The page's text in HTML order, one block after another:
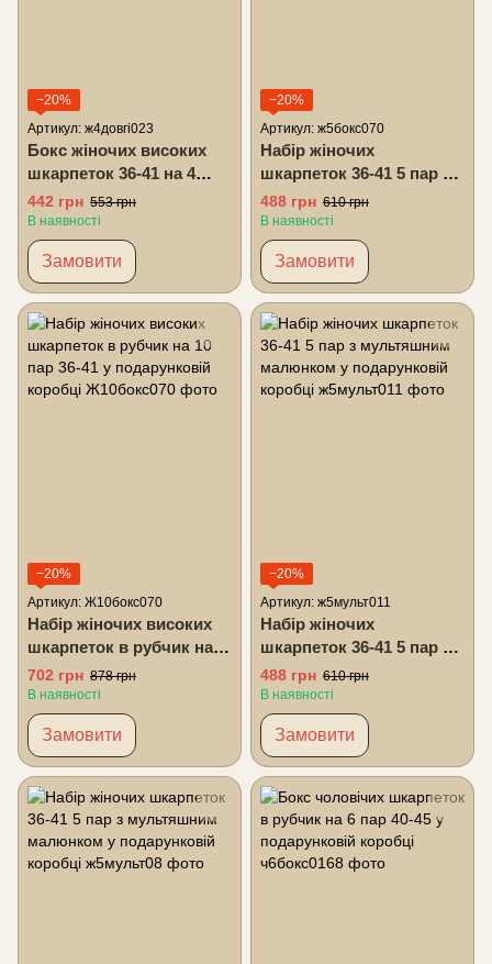
−20%
Артикул: ж4довгі023
Бокс жіночих високих
шкарпеток 36-41 на 4
пари у подарунковій
коробці
442 грн 553 грн
В наявності
Замовити
−20%
Артикул: ж5бокс070
Набір жіночих
шкарпеток 36-41 5 пар у
подарунковій коробці
488 грн 610 грн
В наявності
Замовити
−20%
Артикул: Ж10бокс070
Набір жіночих високих
шкарпеток в рубчик на
10 пар 36-41 у
подарунковій коробці
702 грн 878 грн
В наявності
Замовити
−20%
Артикул: ж5мульт011
Набір жіночих
шкарпеток 36-41 5 пар з
мультяшним малюнком
у подарунковій коробці
488 грн 610 грн
В наявності
Замовити